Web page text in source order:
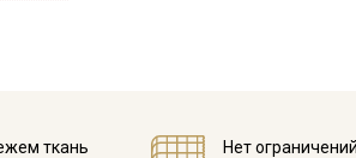
ткань
Нет ограничений